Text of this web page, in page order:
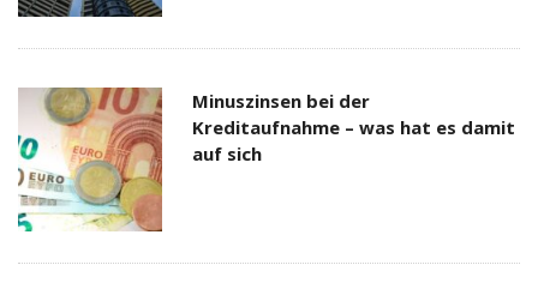
Minuszinsen bei der
Kreditaufnahme – was hat es damit
auf sich